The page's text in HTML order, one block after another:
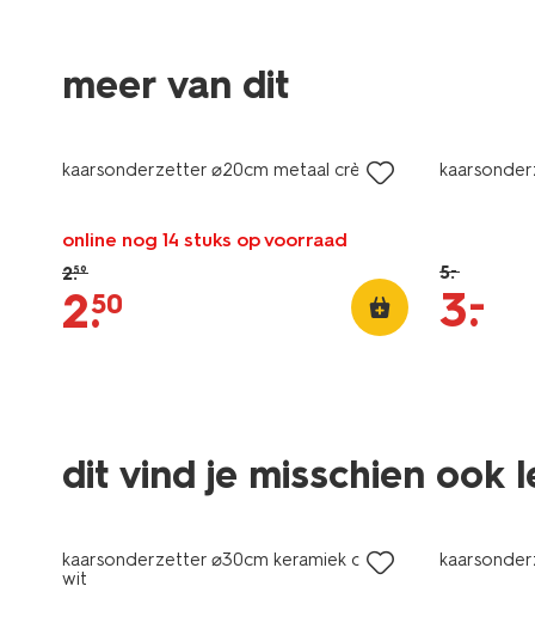
meer van dit
kaarsonderzetter ⌀20cm metaal crème
online nog 14 stuks op voorraad
2.59
2.
50
5.–
3.
–
dit vind je misschien ook
kaarsonderzetter ⌀30cm keramiek ovaal
wit